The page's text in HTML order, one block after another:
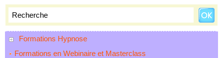
Formations Hypnose
Formations en Webinaire et Masterclass